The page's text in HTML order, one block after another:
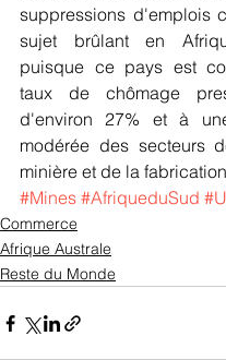
suppressions d'emplois
sujet brûlant en
puisque ce pays est
taux de chômage
d'environ 27% et à
modérée des secteurs
minière et de la
#Mines #AfriqueduSud
Commerce
Afrique Australe
Reste du Monde